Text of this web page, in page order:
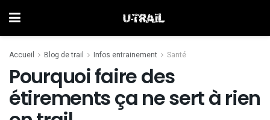
Accueil Blog de trail Infos entrainement Santé
Pourquoi faire des
étirements ça ne sert à rien